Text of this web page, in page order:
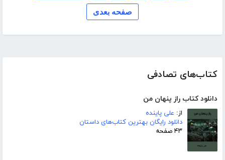
کتاب‌های تصادفی
دانلود کتاب راز پنهان من
از: علی پاینده
دانلود رایگان بهترین کتاب‌های داستان
۴۳ صفحه
صفحه بعدی